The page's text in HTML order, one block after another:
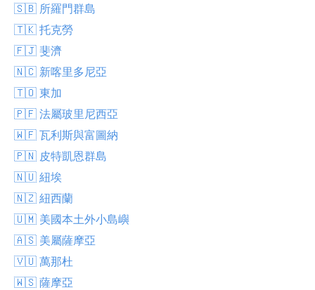
🇸🇧 所羅門群島
🇹🇰 托克勞
🇫🇯 斐濟
🇳🇨 新喀里多尼亞
🇹🇴 東加
🇵🇫 法屬玻里尼西亞
🇼🇫 瓦利斯與富圖納
🇵🇳 皮特凱恩群島
🇳🇺 紐埃
🇳🇿 紐西蘭
🇺🇲 美國本土外小島嶼
🇦🇸 美屬薩摩亞
🇻🇺 萬那杜
🇼🇸 薩摩亞